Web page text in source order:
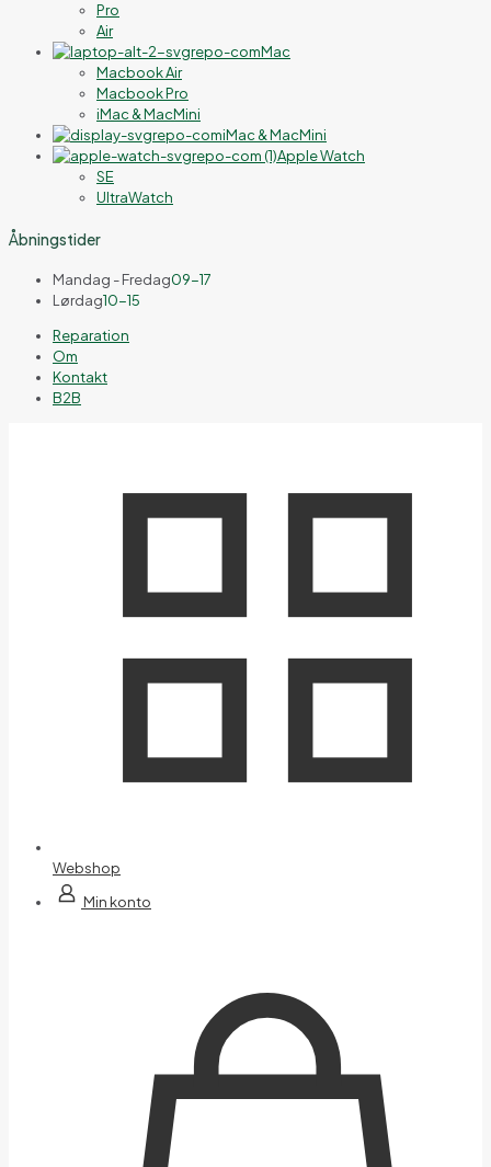
Pro
Air
Mac
Macbook Air
Macbook Pro
iMac & MacMini
iMac & MacMini
Apple Watch
SE
UltraWatch
Åbningstider
Mandag - Fredag09-17
Lørdag10-15
Reparation
Om
Kontakt
B2B
Webshop
Min konto